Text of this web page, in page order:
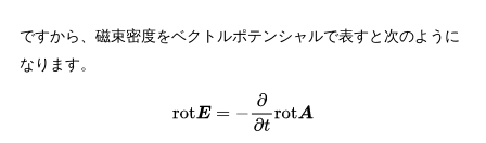
ですから、磁束密度をベクトルポテンシャルで表すと次のように
なります。
rot E= trotA